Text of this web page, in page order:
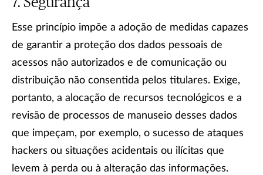
Esse princípio impõe a adoção de medidas capazes
de garantir a proteção dos dados pessoais de
acessos não autorizados e de comunicação ou
distribuição não consentida pelos titulares. Exige,
portanto, a alocação de recursos tecnológicos e a
revisão de processos de manuseio desses dados
que impeçam, por exemplo, o sucesso de ataques
hackers ou situações acidentais ou ilícitas que
levem à perda ou à alteração das informações.